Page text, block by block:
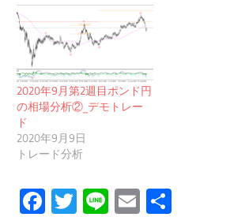
2020年9月第2週目ポンド円
の相場分析②_デモトレー
ド
2020年9月9日
トレード分析
Facebook
Twitter
LineEmail